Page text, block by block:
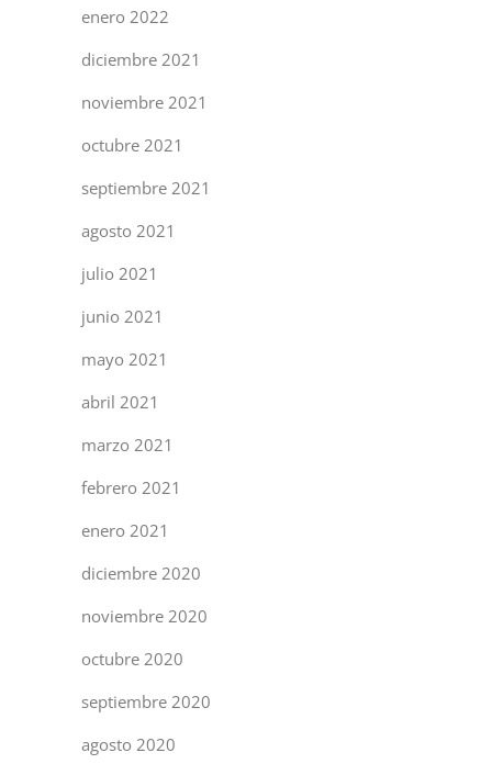
enero 2022
diciembre 2021
noviembre 2021
octubre 2021
septiembre 2021
agosto 2021
julio 2021
junio 2021
mayo 2021
abril 2021
marzo 2021
febrero 2021
enero 2021
diciembre 2020
noviembre 2020
octubre 2020
septiembre 2020
agosto 2020